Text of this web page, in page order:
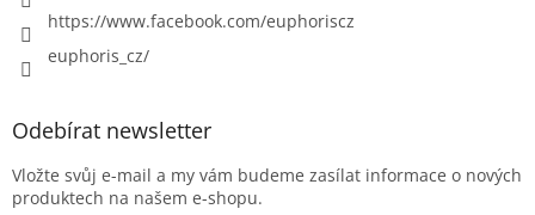
https://www.facebook.com/euphoriscz
euphoris_cz/
Odebírat newsletter
Vložte svůj e-mail a my vám budeme zasílat informace o nových
produktech na našem e-shopu.